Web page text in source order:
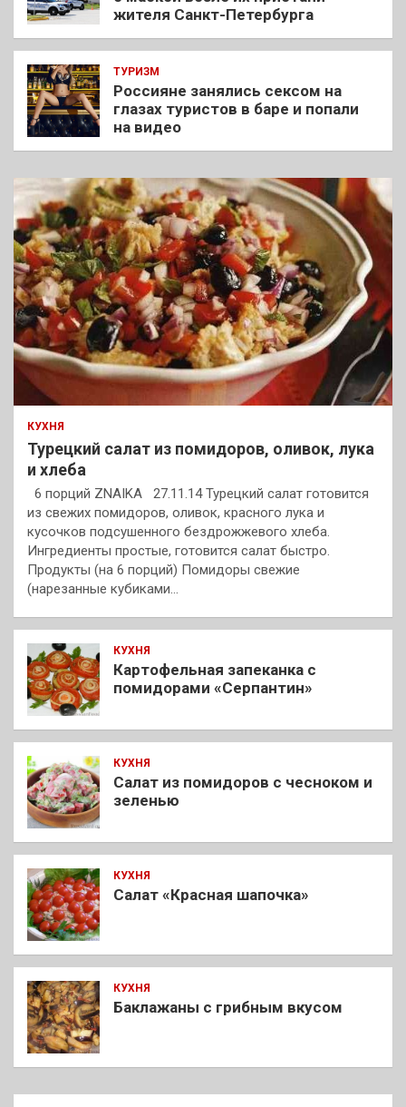
жителя Санкт-Петербурга
ТУРИЗМ
Россияне занялись сексом на
глазах туристов в баре и попали
на видео
КУХНЯ
Турецкий салат из помидоров, оливок, лука
и хлеба
6 порций ZNAIKA 27.11.14 Турецкий салат готовится
из свежих помидоров, оливок, красного лука и
кусочков подсушенного бездрожжевого хлеба.
Ингредиенты простые, готовится салат быстро.
Продукты (на 6 порций) Помидоры свежие
(нарезанные кубиками…
КУХНЯ
Картофельная запеканка с
помидорами «Серпантин»
КУХНЯ
Салат из помидоров с чесноком и
зеленью
КУХНЯ
Салат «Красная шапочка»
КУХНЯ
Баклажаны с грибным вкусом